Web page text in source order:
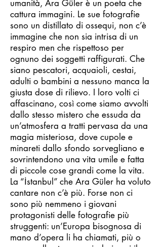
umanità, Ara Güler è un poeta che
cattura immagini. Le sue fotografie
sono un distillato di ossequi, non c’è
immagine che non sia intrisa di un
respiro men che rispettoso per
ognuno dei soggetti raffigurati. Che
siano pescatori, acquaioli, cestai,
adulti o bambini a nessuno manca la
giusta dose di rilievo. I loro volti ci
affascinano, così come siamo avvolti
dallo stesso mistero che essuda da
un’atmosfera a tratti pervasa da una
magia misteriosa, dove cupole e
minareti dallo sfondo sorvegliano e
sovrintendono una vita umile e fatta
di piccole cose grandi come la vita.
La “İstanbul” che Ara Güler ha voluto
cantare non c’è più. Forse non ci
sono più nemmeno i giovani
protagonisti delle fotografie più
struggenti: un’Europa bisognosa di
mano d’opera li ha chiamati, più o